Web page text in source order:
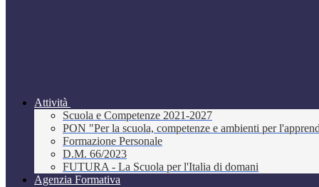
Attività
Scuola e Competenze 2021-2027
PON "Per la scuola, competenze e ambienti per
Formazione Personale
D.M. 66/2023
FUTURA - La Scuola per l'Italia di domani
Agenzia Formativa